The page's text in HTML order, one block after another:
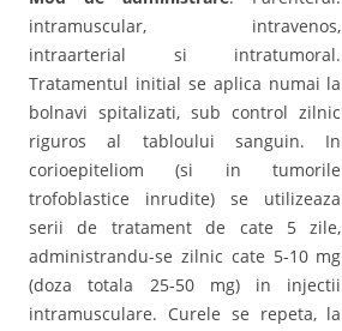
intramuscular, intravenos,
intraarterial si intratumoral.
Tratamentul initial se aplica numai la
bolnavi spitalizati, sub control zilnic
riguros al tabloului sanguin. In
corioepiteliom (si in tumorile
trofoblastice inrudite) se utilizeaza
serii de tratament de cate 5 zile,
administrandu-se zilnic cate 5-10 mg
(doza totala 25-50 mg) in injectii
intramusculare. Curele se repeta, la